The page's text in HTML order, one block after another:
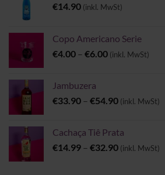
€14.90 (inkl. MwSt)
Copo Americano Serie
€4.00 – €6.00Preisspanne:
(inkl. MwSt)
Jambuzera
€33.90 – €54.90Preisspanne:
€54.90
(inkl. MwSt)
Cachaça Tiê Prata
€14.99 – €32.90Preisspanne:
(inkl. MwSt)